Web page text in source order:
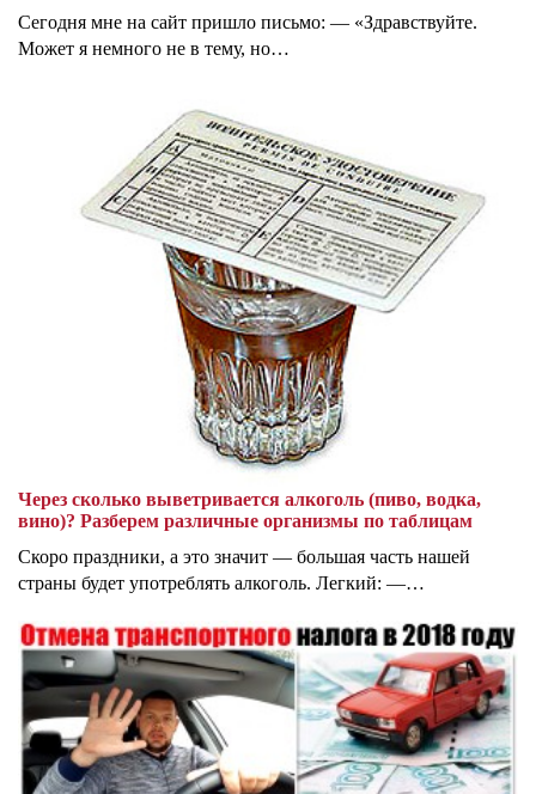
Сегодня мне на сайт пришло письмо: — «Здравствуйте.
Может я немного не в тему, но…
Через сколько выветривается алкоголь (пиво, водка,
вино)? Разберем различные организмы по таблицам
Скоро праздники, а это значит — большая часть нашей
страны будет употреблять алкоголь. Легкий: —…